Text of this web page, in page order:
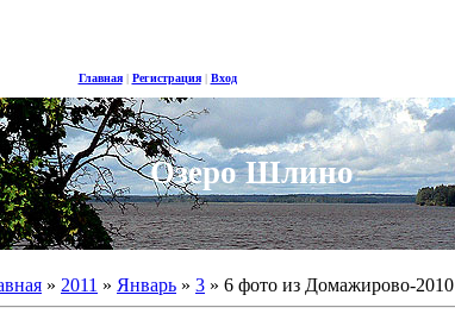
Главная| Регистрация| Вход
Озеро Шлино
» 2011 » Январь » 3 » 6 фото из Домажирово-2010